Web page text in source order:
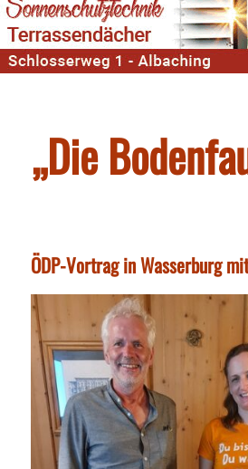
„Die
ÖDP-Vortrag in Wasserburg